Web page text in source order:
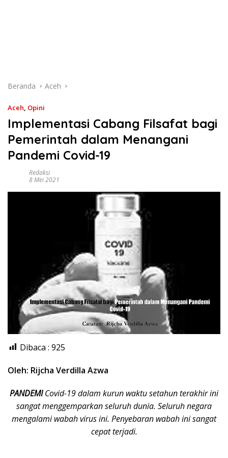
Beranda Aceh
Aceh, Opini
Implementasi Cabang Filsafat bagi
Pemerintah dalam Menangani
Pandemi Covid-19
Redaksi
8 Mei 2021
Dibaca : 925
Oleh: Rijcha Verdilla Azwa
PANDEMICovid-19 dalam kurun waktu setahun terakhir ini
sangat menggemparkan seluruh dunia. Seluruh negara
mengalami wabah virus ini. Penyebaran wabah ini sangat
cepat terjadi.